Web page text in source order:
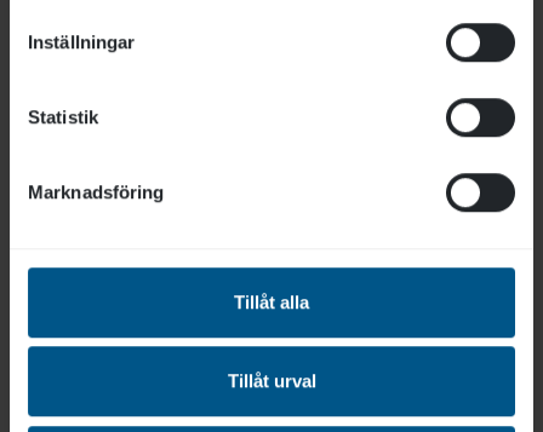
Inställningar
Statistik
Marknadsföring
Tillåt alla
Tillåt urval
Online
04 sep 09:00-12:00
Utbildning för din verksamhet